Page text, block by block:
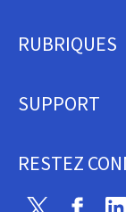
Pied
page
RUBRIQUES
SUPPORT
RESTEZ
Twitter